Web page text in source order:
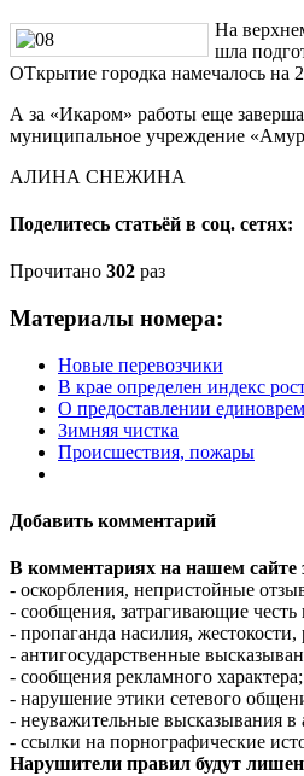
На
шла
ОТкрытие городка намечалось на
А за «Икаром» работы еще
муниципальное учреждение
АЛИНА СНЕЖИНА
Поделитесь статьёй в соц. сетях:
Прочитано 302 раз
Материалы номера:
Новые перевозчики
В крае определен индекс
О предоставлении
Зимняя чистка
Происшествия, пожары
Добавить комментарий
В комментариях на нашем сайте
- оскорбления, непристойные
- сообщения, затрагивающие
- пропаганда насилия,
- антигосударственные
- сообщения рекламного характера;
- нарушение этики сетевого
- неуважительные высказывания в
- ссылки на порнографические
Нарушители правил будут